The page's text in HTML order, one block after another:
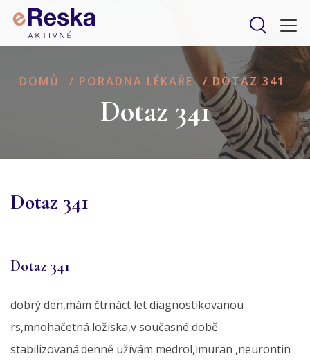
DOMŮ / PORADNA LÉKAŘE / DOTAZ 341
Dotaz 341
Dotaz 341
Dotaz 341
dobrý den,mám čtrnáct let diagnostikovanou
rs,mnohačetná ložiska,v současné době
stabilizovaná.denně užívám medrol,imuran ,neurontin